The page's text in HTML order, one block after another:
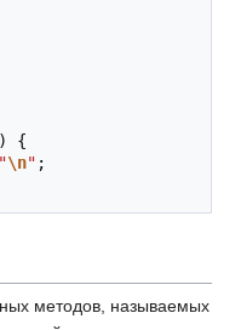
)
{
"\n" ;
методов, называемых